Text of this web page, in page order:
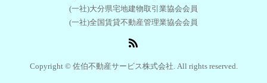
(一社)大分県宅地建物取引業協会会員
(一社)全国賃貸不動産管理業協会会員
Copyright © 佐伯不動産サービス株式会社. All rights reserved.